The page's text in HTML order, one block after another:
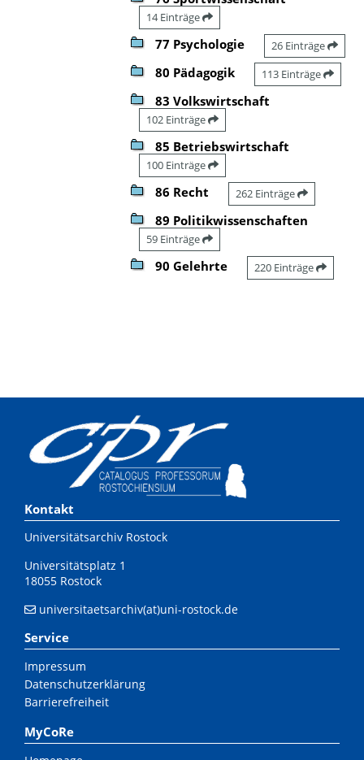
14 Einträge
77 Psychologie 26 Einträge
80 Pädagogik 113 Einträge
83 Volkswirtschaft
102 Einträge
85 Betriebswirtschaft
100 Einträge
86 Recht 262 Einträge
89 Politikwissenschaften
59 Einträge
90 Gelehrte 220 Einträge
Kontakt
Universitätsarchiv Rostock
Universitätsplatz 1
18055 Rostock
universitaetsarchiv(at)uni-rostock.de
Service
Impressum
Datenschutzerklärung
Barrierefreiheit
MyCoRe